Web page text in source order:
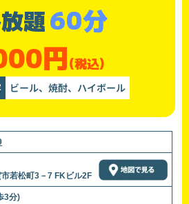
題60分
円(税込)
ビール、焼酎、ハイボール
若松町3－7 FKビル2F
3分)